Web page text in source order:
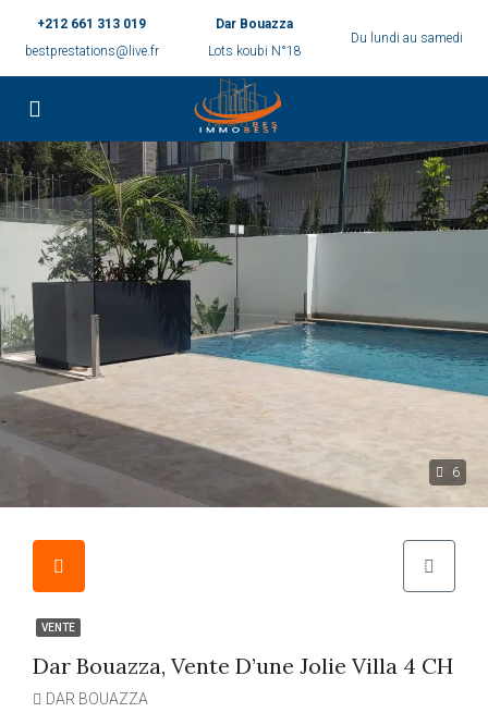
+212 661 313 019
bestprestations@live.fr
Dar Bouazza
Lots koubi N°18
Du lundi au samedi
6
VENTE
Dar Bouazza, Vente D’une Jolie Villa 4 CH
DAR BOUAZZA